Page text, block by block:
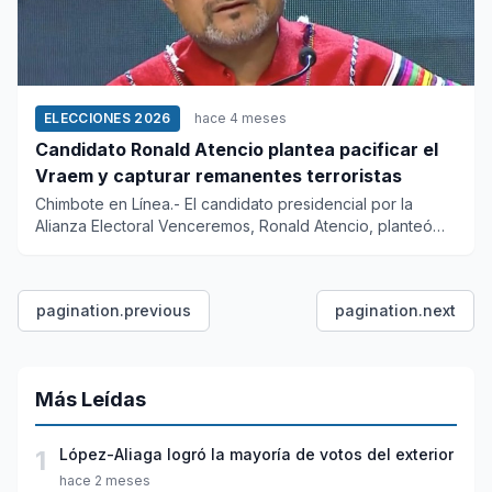
ELECCIONES 2026 hace 4 meses
Candidato Ronald Atencio plantea pacificar el
Vraem y capturar remanentes terroristas
Chimbote en Línea.- El candidato presidencial por la
Alianza Electoral Venceremos, Ronald Atencio, planteó
pagination.previous pagination.next
Más Leídas
1 López-Aliaga logró la mayoría de votos del exterior
hace 2 meses